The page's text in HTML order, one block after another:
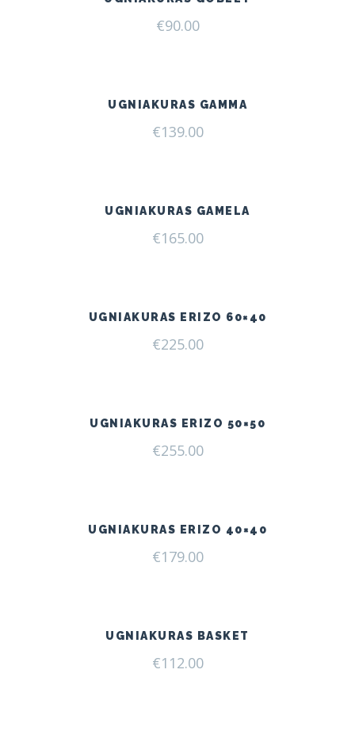
€90.00
UGNIAKURAS GAMMA
€139.00
UGNIAKURAS GAMELA
€165.00
UGNIAKURAS ERIZO 60×40
€225.00
UGNIAKURAS ERIZO 50×50
€255.00
UGNIAKURAS ERIZO 40×40
€179.00
UGNIAKURAS BASKET
€112.00